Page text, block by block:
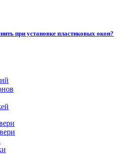
при установке пластиковых окон?